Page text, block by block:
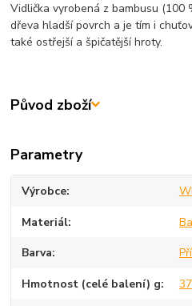
Vidlička vyrobená z bambusu (100
dřeva hladší povrch a je tím i
také ostřejší a špičatější hroty.
Původ zboží
Parametry
Výrobce
Materiál
Barva
Hmotnost (celé balení) g